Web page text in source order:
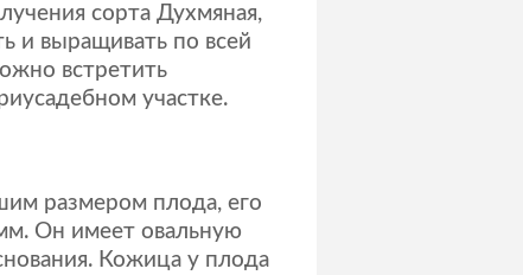
сорта Духмяная,
и выращивать по всей
встретить
участке.
размером плода, его
Он имеет овальную
Кожица у плода